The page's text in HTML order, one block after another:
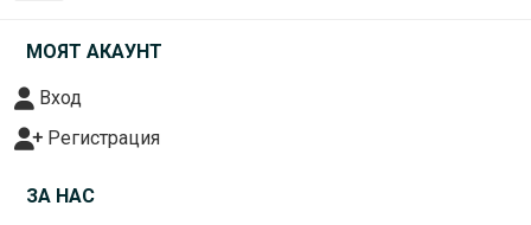
МОЯТ АКАУНТ
Вход
Регистрация
ЗА НАС